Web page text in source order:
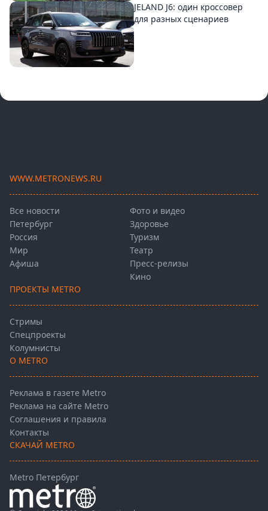
JELAND J6: один кроссовер
для разных сценариев
WWW.METRONEWS.RU
Все новости
Петербург
Россия
Мир
Афиша
Фото и видео
Здоровье
Туризм
Театр
Пресс-релизы
Кино
ПРОЕКТЫ METRO
Стримы
Спецпроекты
Колумнисты
О METRO
Реклама в газете Metro
Реклама на сайте Metro
Соглашения и правила
Контакты
СКАЧАЙ METRO
Metro Петербург